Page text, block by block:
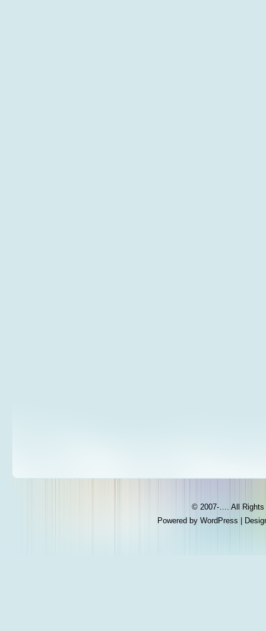
© 2007-…. All
Powered by WordPress |